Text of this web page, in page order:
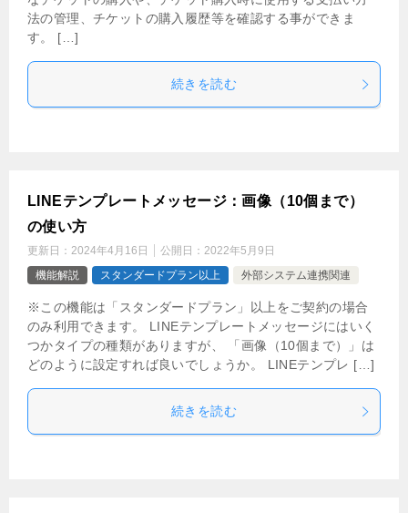
法の管理、チケットの購入履歴等を確認する事ができま
す。 […]
続きを読む
LINEテンプレートメッセージ：画像（10個まで）
の使い方
更新日： 2024年4月16日 公開日： 2022年5月9日
機能解説
スタンダードプラン以上 外部システム連携関連
※この機能は「スタンダードプラン」以上をご契約の場合
のみ利用できます。 LINEテンプレートメッセージにはいく
つかタイプの種類がありますが、 「画像（10個まで）」は
どのように設定すれば良いでしょうか。 LINEテンプレ […]
続きを読む